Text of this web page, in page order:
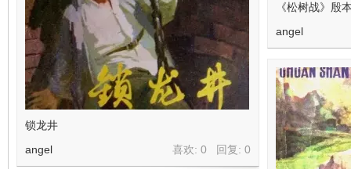
《松树战》殷
angel
锁龙井
喜欢: 0 回复: 0
angel